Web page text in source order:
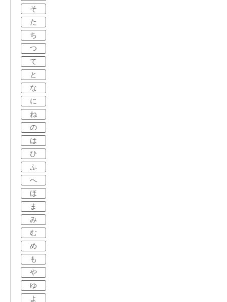
そ
た
ち
つ
て
と
な
に
ね
の
は
ひ
ふ
へ
ほ
ま
み
む
め
も
や
ゆ
よ